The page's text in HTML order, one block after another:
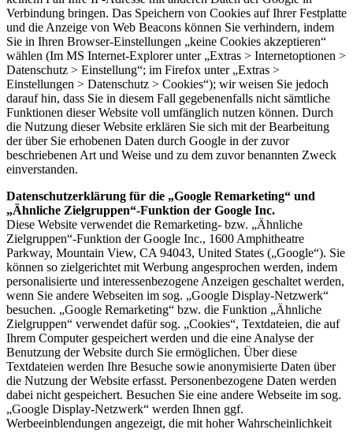
Verbindung bringen. Das Speichern von Cookies auf Ihrer Festplatte
und die Anzeige von Web Beacons können Sie verhindern, indem
Sie in Ihren Browser-Einstellungen „keine Cookies akzeptieren“
wählen (Im MS Internet-Explorer unter „Extras > Internetoptionen >
Datenschutz > Einstellung“; im Firefox unter „Extras >
Einstellungen > Datenschutz > Cookies“); wir weisen Sie jedoch
darauf hin, dass Sie in diesem Fall gegebenenfalls nicht sämtliche
Funktionen dieser Website voll umfänglich nutzen können. Durch
die Nutzung dieser Website erklären Sie sich mit der Bearbeitung
der über Sie erhobenen Daten durch Google in der zuvor
beschriebenen Art und Weise und zu dem zuvor benannten Zweck
einverstanden.
Datenschutzerklärung für die „Google Remarketing“ und
„Ähnliche Zielgruppen“-Funktion der Google Inc.
Diese Website verwendet die Remarketing- bzw. „Ähnliche
Zielgruppen“-Funktion der Google Inc., 1600 Amphitheatre
Parkway, Mountain View, CA 94043, United States („Google“). Sie
können so zielgerichtet mit Werbung angesprochen werden, indem
personalisierte und interessenbezogene Anzeigen geschaltet werden,
wenn Sie andere Webseiten im sog. „Google Display-Netzwerk“
besuchen. „Google Remarketing“ bzw. die Funktion „Ähnliche
Zielgruppen“ verwendet dafür sog. „Cookies“, Textdateien, die auf
Ihrem Computer gespeichert werden und die eine Analyse der
Benutzung der Website durch Sie ermöglichen. Über diese
Textdateien werden Ihre Besuche sowie anonymisierte Daten über
die Nutzung der Website erfasst. Personenbezogene Daten werden
dabei nicht gespeichert. Besuchen Sie eine andere Webseite im sog.
„Google Display-Netzwerk“ werden Ihnen ggf.
Werbeeinblendungen angezeigt, die mit hoher Wahrscheinlichkeit